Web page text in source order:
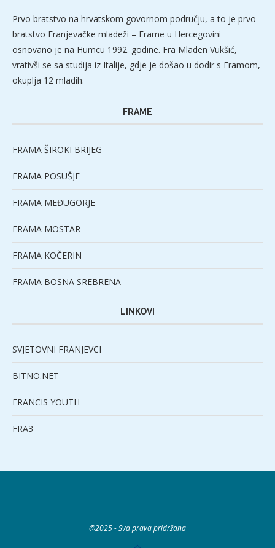
Prvo bratstvo na hrvatskom govornom području, a to je prvo
bratstvo Franjevačke mladeži – Frame u Hercegovini
osnovano je na Humcu 1992. godine. Fra Mladen Vukšić,
vrativši se sa studija iz Italije, gdje je došao u dodir s Framom,
okuplja 12 mladih.
FRAME
FRAMA ŠIROKI BRIJEG
FRAMA POSUŠJE
FRAMA MEĐUGORJE
FRAMA MOSTAR
FRAMA KOČERIN
FRAMA BOSNA SREBRENA
LINKOVI
SVJETOVNI FRANJEVCI
BITNO.NET
FRANCIS YOUTH
FRA3
@2025 - Sva prava pridržana